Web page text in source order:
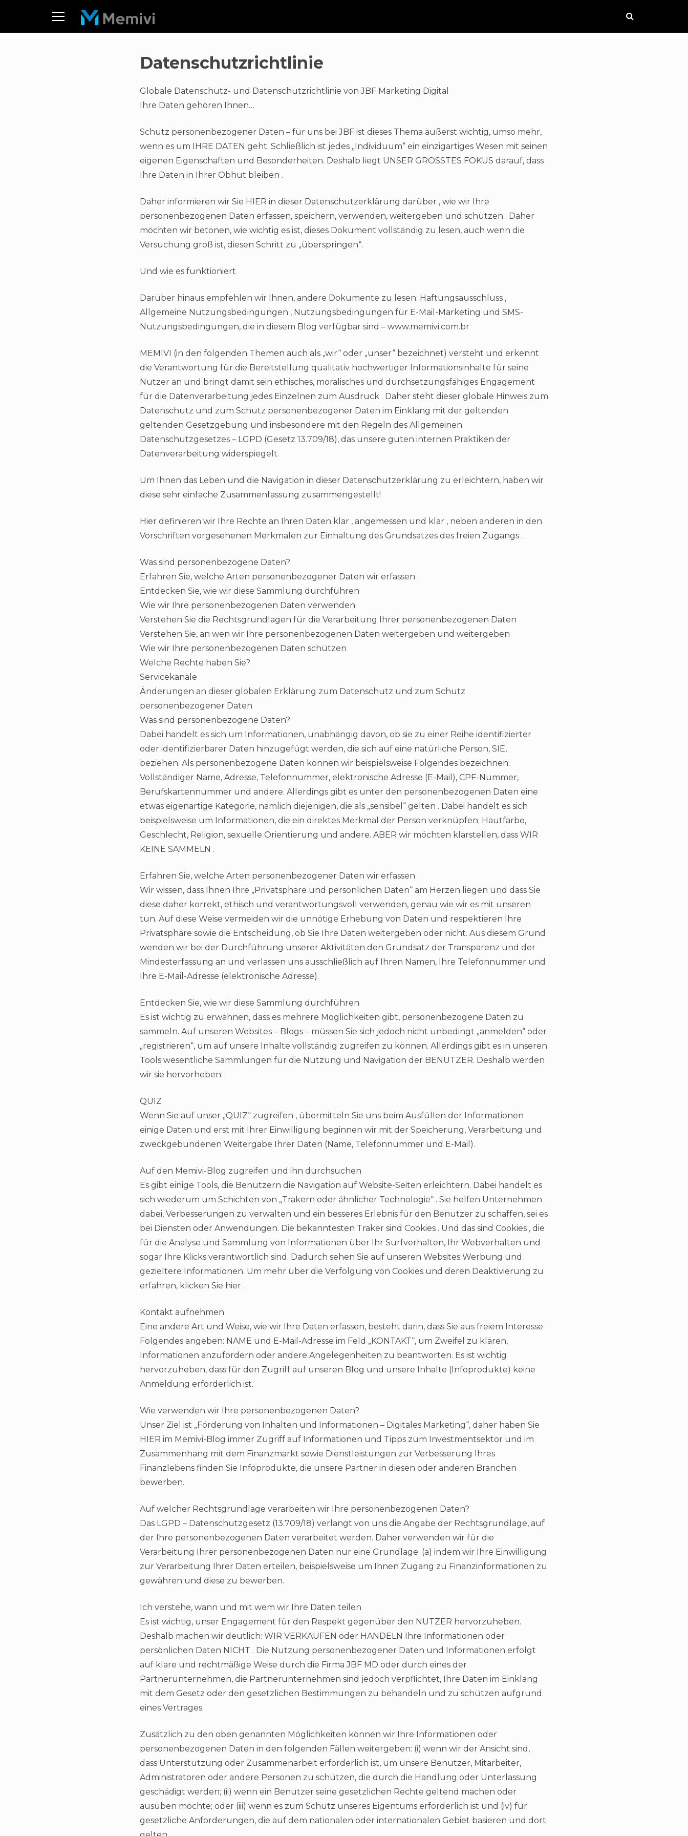
Datenschutzrichtlinie
Globale Datenschutz- und Datenschutzrichtlinie von JBF Marketing Digital
Ihre Daten gehören Ihnen…
Schutz personenbezogener Daten – für uns bei JBF ist dieses Thema äußerst wichtig, umso mehr,
wenn es um IHRE DATEN geht. Schließlich ist jedes „Individuum“ ein einzigartiges Wesen mit seinen
eigenen Eigenschaften und Besonderheiten. Deshalb liegt UNSER GRÖSSTES FOKUS darauf, dass
Ihre Daten in Ihrer Obhut bleiben .
Daher informieren wir Sie HIER in dieser Datenschutzerklärung darüber , wie wir Ihre
personenbezogenen Daten erfassen, speichern, verwenden, weitergeben und schützen . Daher
möchten wir betonen, wie wichtig es ist, dieses Dokument vollständig zu lesen, auch wenn die
Versuchung groß ist, diesen Schritt zu „überspringen“.
Und wie es funktioniert
Darüber hinaus empfehlen wir Ihnen, andere Dokumente zu lesen: Haftungsausschluss ,
Allgemeine Nutzungsbedingungen , Nutzungsbedingungen für E-Mail-Marketing und SMS-
Nutzungsbedingungen, die in diesem Blog verfügbar sind – www.memivi.com.br
MEMIVI (in den folgenden Themen auch als „wir“ oder „unser“ bezeichnet) versteht und erkennt
die Verantwortung für die Bereitstellung qualitativ hochwertiger Informationsinhalte für seine
Nutzer an und bringt damit sein ethisches, moralisches und durchsetzungsfähiges Engagement
für die Datenverarbeitung jedes Einzelnen zum Ausdruck . Daher steht dieser globale Hinweis zum
Datenschutz und zum Schutz personenbezogener Daten im Einklang mit der geltenden
geltenden Gesetzgebung und insbesondere mit den Regeln des Allgemeinen
Datenschutzgesetzes – LGPD (Gesetz 13.709/18), das unsere guten internen Praktiken der
Datenverarbeitung widerspiegelt.
Um Ihnen das Leben und die Navigation in dieser Datenschutzerklärung zu erleichtern, haben wir
diese sehr einfache Zusammenfassung zusammengestellt!
Hier definieren wir Ihre Rechte an Ihren Daten klar , angemessen und klar , neben anderen in den
Vorschriften vorgesehenen Merkmalen zur Einhaltung des Grundsatzes des freien Zugangs .
Was sind personenbezogene Daten?
Erfahren Sie, welche Arten personenbezogener Daten wir erfassen
Entdecken Sie, wie wir diese Sammlung durchführen
Wie wir Ihre personenbezogenen Daten verwenden
Verstehen Sie die Rechtsgrundlagen für die Verarbeitung Ihrer personenbezogenen Daten
Verstehen Sie, an wen wir Ihre personenbezogenen Daten weitergeben und weitergeben
Wie wir Ihre personenbezogenen Daten schützen
Welche Rechte haben Sie?
Servicekanäle
Änderungen an dieser globalen Erklärung zum Datenschutz und zum Schutz
personenbezogener Daten
Was sind personenbezogene Daten?
Dabei handelt es sich um Informationen, unabhängig davon, ob sie zu einer Reihe identifizierter
oder identifizierbarer Daten hinzugefügt werden, die sich auf eine natürliche Person, SIE,
beziehen. Als personenbezogene Daten können wir beispielsweise Folgendes bezeichnen:
Vollständiger Name, Adresse, Telefonnummer, elektronische Adresse (E-Mail), CPF-Nummer,
Berufskartennummer und andere. Allerdings gibt es unter den personenbezogenen Daten eine
etwas eigenartige Kategorie, nämlich diejenigen, die als „sensibel“ gelten . Dabei handelt es sich
beispielsweise um Informationen, die ein direktes Merkmal der Person verknüpfen; Hautfarbe,
Geschlecht, Religion, sexuelle Orientierung und andere. ABER wir möchten klarstellen, dass WIR
KEINE SAMMELN .
Erfahren Sie, welche Arten personenbezogener Daten wir erfassen
Wir wissen, dass Ihnen Ihre „Privatsphäre und persönlichen Daten“ am Herzen liegen und dass Sie
diese daher korrekt, ethisch und verantwortungsvoll verwenden, genau wie wir es mit unseren
tun. Auf diese Weise vermeiden wir die unnötige Erhebung von Daten und respektieren Ihre
Privatsphäre sowie die Entscheidung, ob Sie Ihre Daten weitergeben oder nicht. Aus diesem Grund
wenden wir bei der Durchführung unserer Aktivitäten den Grundsatz der Transparenz und der
Mindesterfassung an und verlassen uns ausschließlich auf Ihren Namen, Ihre Telefonnummer und
Ihre E-Mail-Adresse (elektronische Adresse).
Entdecken Sie, wie wir diese Sammlung durchführen
Es ist wichtig zu erwähnen, dass es mehrere Möglichkeiten gibt, personenbezogene Daten zu
sammeln. Auf unseren Websites – Blogs – müssen Sie sich jedoch nicht unbedingt „anmelden“ oder
„registrieren“, um auf unsere Inhalte vollständig zugreifen zu können. Allerdings gibt es in unseren
Tools wesentliche Sammlungen für die Nutzung und Navigation der BENUTZER. Deshalb werden
wir sie hervorheben:
QUIZ
Wenn Sie auf unser „QUIZ“ zugreifen , übermitteln Sie uns beim Ausfüllen der Informationen
einige Daten und erst mit Ihrer Einwilligung beginnen wir mit der Speicherung, Verarbeitung und
zweckgebundenen Weitergabe Ihrer Daten (Name, Telefonnummer und E-Mail).
Auf den Memivi-Blog zugreifen und ihn durchsuchen
Es gibt einige Tools, die Benutzern die Navigation auf Website-Seiten erleichtern. Dabei handelt es
sich wiederum um Schichten von „Trakern oder ähnlicher Technologie“ . Sie helfen Unternehmen
dabei, Verbesserungen zu verwalten und ein besseres Erlebnis für den Benutzer zu schaffen, sei es
bei Diensten oder Anwendungen. Die bekanntesten Traker sind Cookies . Und das sind Cookies , die
für die Analyse und Sammlung von Informationen über Ihr Surfverhalten, Ihr Webverhalten und
sogar Ihre Klicks verantwortlich sind. Dadurch sehen Sie auf unseren Websites Werbung und
gezieltere Informationen. Um mehr über die Verfolgung von Cookies und deren Deaktivierung zu
erfahren, klicken Sie hier .
Kontakt aufnehmen
Eine andere Art und Weise, wie wir Ihre Daten erfassen, besteht darin, dass Sie aus freiem Interesse
Folgendes angeben: NAME und E-Mail-Adresse im Feld „KONTAKT“, um Zweifel zu klären,
Informationen anzufordern oder andere Angelegenheiten zu beantworten. Es ist wichtig
hervorzuheben, dass für den Zugriff auf unseren Blog und unsere Inhalte (Infoprodukte) keine
Anmeldung erforderlich ist.
Wie verwenden wir Ihre personenbezogenen Daten?
Unser Ziel ist „Förderung von Inhalten und Informationen – Digitales Marketing“, daher haben Sie
HIER im Memivi-Blog immer Zugriff auf Informationen und Tipps zum Investmentsektor und im
Zusammenhang mit dem Finanzmarkt sowie Dienstleistungen zur Verbesserung Ihres
Finanzlebens finden Sie Infoprodukte, die unsere Partner in diesen oder anderen Branchen
bewerben.
Auf welcher Rechtsgrundlage verarbeiten wir Ihre personenbezogenen Daten?
Das LGPD – Datenschutzgesetz (13.709/18) verlangt von uns die Angabe der Rechtsgrundlage, auf
der Ihre personenbezogenen Daten verarbeitet werden. Daher verwenden wir für die
Verarbeitung Ihrer personenbezogenen Daten nur eine Grundlage: (a) indem wir Ihre Einwilligung
zur Verarbeitung Ihrer Daten erteilen, beispielsweise um Ihnen Zugang zu Finanzinformationen zu
gewähren und diese zu bewerben.
Ich verstehe, wann und mit wem wir Ihre Daten teilen
Es ist wichtig, unser Engagement für den Respekt gegenüber den NUTZER hervorzuheben.
Deshalb machen wir deutlich: WIR VERKAUFEN oder HANDELN Ihre Informationen oder
persönlichen Daten NICHT . Die Nutzung personenbezogener Daten und Informationen erfolgt
auf klare und rechtmäßige Weise durch die Firma JBF MD oder durch eines der
Partnerunternehmen, die Partnerunternehmen sind jedoch verpflichtet, Ihre Daten im Einklang
mit dem Gesetz oder den gesetzlichen Bestimmungen zu behandeln und zu schützen aufgrund
eines Vertrages.
Zusätzlich zu den oben genannten Möglichkeiten können wir Ihre Informationen oder
personenbezogenen Daten in den folgenden Fällen weitergeben: (i) wenn wir der Ansicht sind,
dass Unterstützung oder Zusammenarbeit erforderlich ist, um unsere Benutzer, Mitarbeiter,
Administratoren oder andere Personen zu schützen, die durch die Handlung oder Unterlassung
geschädigt werden; (ii) wenn ein Benutzer seine gesetzlichen Rechte geltend machen oder
ausüben möchte; oder (iii) wenn es zum Schutz unseres Eigentums erforderlich ist und (iv) für
gesetzliche Anforderungen, die auf dem nationalen oder internationalen Gebiet basieren und dort